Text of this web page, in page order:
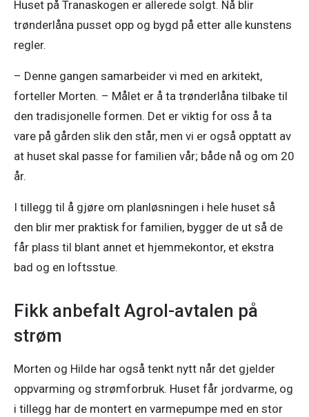
Huset på Tranaskogen er allerede solgt. Nå blir
trønderlåna pusset opp og bygd på etter alle kunstens
regler.
– Denne gangen samarbeider vi med en arkitekt,
forteller Morten. – Målet er å ta trønderlåna tilbake til
den tradisjonelle formen. Det er viktig for oss å ta
vare på gården slik den står, men vi er også opptatt av
at huset skal passe for familien vår; både nå og om 20
år.
I tillegg til å gjøre om planløsningen i hele huset så
den blir mer praktisk for familien, bygger de ut så de
får plass til blant annet et hjemmekontor, et ekstra
bad og en loftsstue.
Fikk anbefalt Agrol-avtalen på
strøm
Morten og Hilde har også tenkt nytt når det gjelder
oppvarming og strømforbruk. Huset får jordvarme, og
i tillegg har de montert en varmepumpe med en stor